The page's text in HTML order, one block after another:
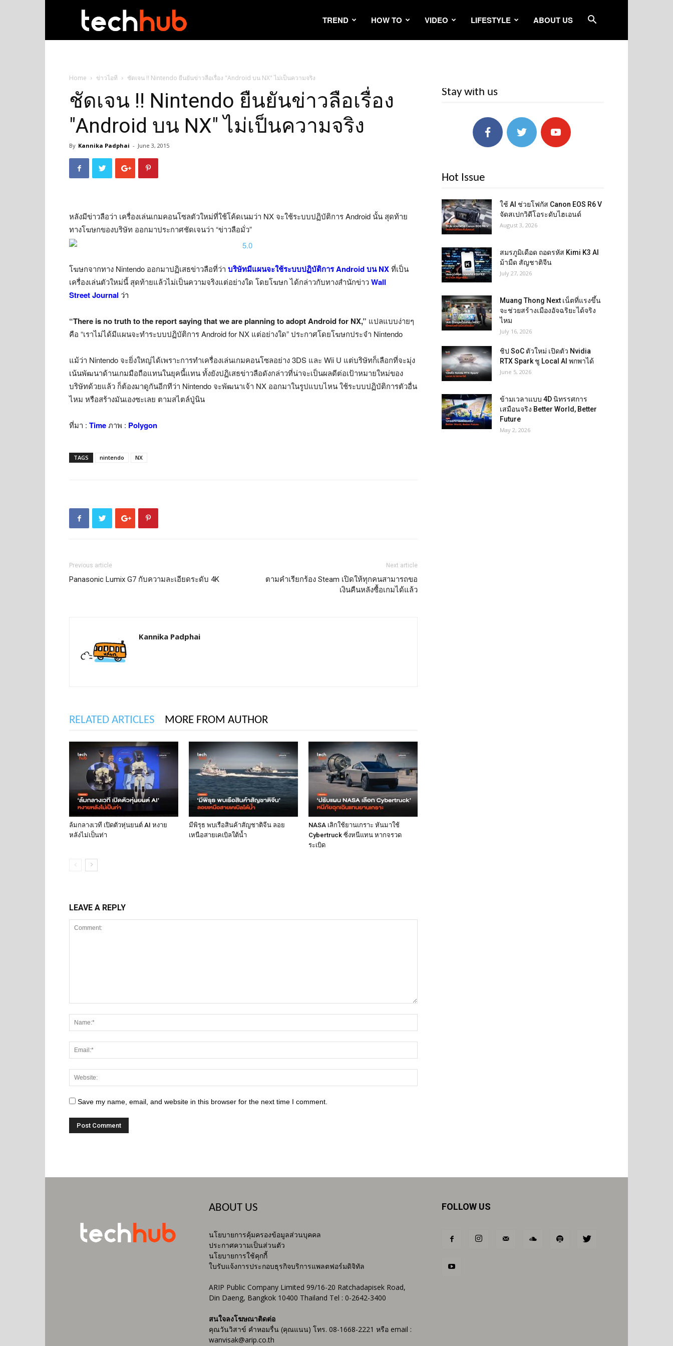
TREND HOW TO VIDEO LIFESTYLE ABOUT US
Home ข่าวไอที ชัดเจน !! Nintendo ยืนยันข่าวลือเรื่อง "Android บน NX" ไม่เป็นความจริง
ชัดเจน !! Nintendo ยืนยันข่าวลือเรื่อง
"Android บน NX" ไม่เป็นความจริง
By Kannika Padphai - June 3, 2015
หลังมีข่าวลือว่า เครื่องเล่นเกมคอนโซลตัวใหม่ที่ใช้โค้ดเนมว่า NX จะใช้ระบบปฏิบัติการ Android นั้น สุดท้าย
ทางโฆษกของบริษัท ออกมาประกาศชัดเจนว่า “ข่าวลือมั่ว”
โฆษกจากทาง Nintendo ออกมาปฏิเสธข่าวลือที่ว่า บริษัทมีแผนจะใช้ระบบปฏิบัติการ Android บน NXที่เป็น
เครื่องเล่นตัวใหม่นี้ สุดท้ายแล้วไม่เป็นความจริงแต่อย่างใด โดยโฆษก ได้กล่าวกับทางสำนักข่าวWall
Street Journal ว่า
“There is no truth to the report saying that we are planning to adopt Android for NX,” แปลแบบง่ายๆ
คือ “เราไม่ได้มีแผนจะทำระบบปฏิบัติการ Android for NX แต่อย่างใด” ประกาศโดยโฆษกประจำ Nintendo
แม้ว่า Nintendo จะยิ่งใหญ่ได้เพราะการทำเครื่องเล่นเกมคอนโซลอย่าง 3DS และ Wii U แต่บริษัทก็เลือกที่จะมุ่ง
เน้นพัฒนาด้านเกมมือถือแทนในยุคนี้แทน ทั้งยังปฏิเสธข่าวลือดังกล่าวที่น่าจะเป็นผลดีต่อเป้าหมายใหม่ของ
บริษัทด้วยแล้ว ก็ต้องมาดูกันอีกทีว่า Nintendo จะพัฒนาเจ้า NX ออกมาในรูปแบบไหน ใช้ระบบปฏิบัติการตัวอื่น
ไหม หรือสร้างมันเองซะเลย ตามสไตล์ปู่นิน
ที่มา : Timeภาพ : Polygon
TAGS nintendo NX
Previous article
Panasonic Lumix G7 กับความละเอียดระดับ 4K
Next article
ตามคำเรียกร้อง Steam เปิดให้ทุกคนสามารถขอ
เงินคืนหลังซื้อเกมได้แล้ว
Kannika Padphai
RELATED ARTICLES MORE FROM AUTHOR
ล้มกลางเวที เปิดตัวหุ่นยนต์ AI หงาย
หลังไม่เป็นท่า
มีพิรุธ พบเรือสินค้าสัญชาติจีน ลอย
เหนือสายเคเบิลใต้น้ำ
NASA เลิกใช้ยานเกราะ หันมาใช้
Cybertruck ซิ่งหนีแทน หากจรวด
ระเบิด
LEAVE A REPLY
Save my name, email, and website in this browser for the next time I comment.
Stay with us
Hot Issue
ใช้ AI ช่วยโฟกัส Canon EOS R6 V
จัดสเปกวิดีโอระดับไฮเอนด์
August 3, 2026
สมรภูมิเดือด ถอดรหัส Kimi K3 AI
ม้ามืด สัญชาติจีน
July 27, 2026
Muang Thong Next เน็ตที่แรงขึ้น
จะช่วยสร้างเมืองอัจฉริยะได้จริง
ไหม
July 16, 2026
ชิป SoC ตัวใหม่ เปิดตัว Nvidia
RTX Spark ชู Local AI พกพาได้
June 5, 2026
ข้ามเวลาแบบ 4D นิทรรศการ
เสมือนจริง Better World, Better
Future
May 2, 2026
ABOUT US
นโยบายการคุ้มครองข้อมูลส่วนบุคคล
ประกาศความเป็นส่วนตัว
นโยบายการใช้คุกกี้
ใบรับแจ้งการประกอบธุรกิจบริการแพลตฟอร์มดิจิทัล
ARIP Public Company Limited 99/16-20 Ratchadapisek Road,
Din Daeng, Bangkok 10400 Thailand Tel : 0-2642-3400
สนใจลงโฆษณาติดต่อ
คุณวันวิสาข์ คำหอมรื่น (คุณแนน) โทร. 08-1668-2221 หรือ email :
wanvisak@arip.co.th
FOLLOW US